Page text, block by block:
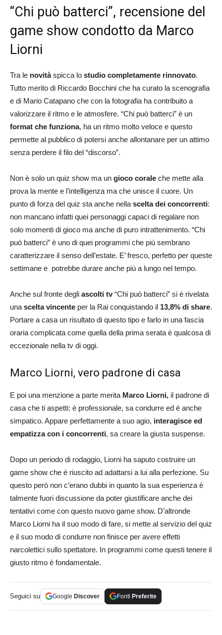
“Chi può batterci”, recensione del
game show condotto da Marco
Liorni
Tra le novitàspicca lo studio completamente rinnovato.
Tutto merito di Riccardo Bocchini che ha curato la scenografia
e di Mario Catapano che con la fotografia ha contribuito a
valorizzare il ritmo e le atmosfere. “Chi può batterci” è un
format che funziona, ha un ritmo molto veloce e questo
permette al pubblico di potersi anche allontanare per un attimo
senza perdere il filo del “discorso”.
Non è solo un quiz show ma un gioco corale che mette alla
prova la mente e l’intelligenza ma che unisce il cuore. Un
punto di forza del quiz sta anche nella scelta dei concorrenti:
non mancano infatti quei personaggi capaci di regalare non
solo momenti di gioco ma anche di puro intrattenimento. “Chi
può batterci” è uno di quei programmi che più sembrano
caratterizzare il senso dell’estate. E’ fresco, perfetto per queste
settimane e potrebbe durare anche più a lungo nel tempo.
Anche sul fronte degli ascolti tv“Chi può batterci” si è rivelata
una scelta vincente per la Rai conquistando il 13,8% di share.
Portare a casa un risultato di questo tipo e farlo in una fascia
oraria complicata come quella della prima serata è qualcosa di
eccezionale nella tv di oggi.
Marco Liorni, vero padrone di casa
E poi una menzione a parte merita Marco Liorni, il padrone di
casa che ti aspetti: è professionale, sa condurre ed è anche
simpatico. Appare perfettamente a suo agio, interagisce ed
empatizza con i concorrenti, sa creare la giusta suspense.
Dopo un periodo di rodaggio, Liorni ha saputo costruire un
game show che è riuscito ad adattarsi a lui alla perfezione. Su
questo però non c’erano dubbi in quanto la sua esperienza è
talmente fuori discussione da poter giustificare anche dei
tentativi come con questo nuovo game show. D’altronde
Marco Liorni ha il suo modo di fare, si mette al servizio del quiz
e il suo modo di condurre non finisce per avere effetti
narcolettici sullo spettatore. In programmi come questi tenere il
giusto ritmo è fondamentale.
Seguici su Google Discover Fonti Preferite